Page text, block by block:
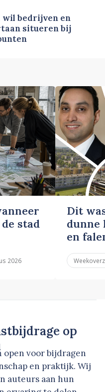
wil bedrijven en
situeren bij
stad
2026
Dit
dunne
en
op
open voor bijdragen
en praktijk. Wij
auteurs aan hun